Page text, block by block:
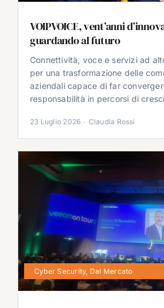
VOIPVOICE, vent’anni
guardando al futuro
Connettività, voce e servizi ad
per una trasformazione delle
aziendali capace di far
responsabilità in percorsi di
23 Luglio 2026 · Claudia Rossi
Cyber Security, Dal Mercato